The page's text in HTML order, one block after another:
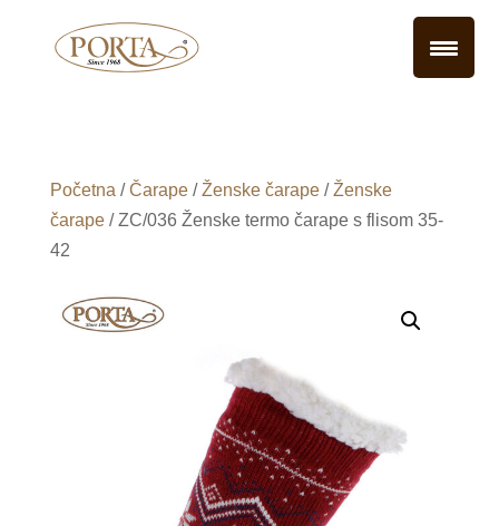
Početna /Čarape/Ženske čarape/Ženske
čarape/ ZC/036 Ženske termo čarape s flisom 35-
42